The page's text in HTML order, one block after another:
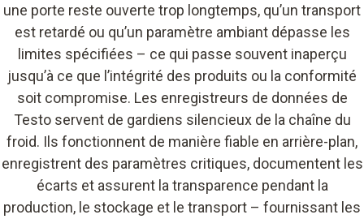
une porte reste ouverte trop longtemps, qu’un transport
est retardé ou qu’un paramètre ambiant dépasse les
limites spécifiées – ce qui passe souvent inaperçu
jusqu’à ce que l’intégrité des produits ou la conformité
soit compromise. Les enregistreurs de données de
Testo servent de gardiens silencieux de la chaîne du
froid. Ils fonctionnent de manière fiable en arrière-plan,
enregistrent des paramètres critiques, documentent les
écarts et assurent la transparence pendant la
production, le stockage et le transport – fournissant les